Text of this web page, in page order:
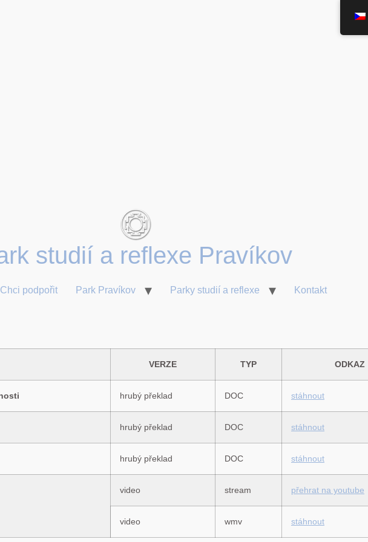
studií a reflexe
Chci podpořit Park Pravíkov Parky studií a reflexe Kontakt
VERZE TYP ODKAZ
hrubý překlad DOC stáhnout
hrubý překlad DOC stáhnout
hrubý překlad DOC stáhnout
video stream přehrat na youtube
video wmv stáhnout